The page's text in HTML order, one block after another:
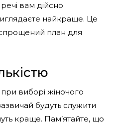
вам дійсно
найкраще. Це
план для
виборі жіночого
будуть служити
краще. Пам’ятайте, що